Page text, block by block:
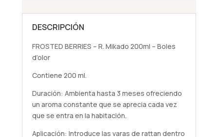
DESCRIPCIÓN
FROSTED BERRIES – R. Mikado 200ml – Boles
d’olor
Contiene 200 ml.
Duración: Ambienta hasta 3 meses ofreciendo
un aroma constante que se aprecia cada vez
que se entra en la habitación.
Aplicación: Introduce las varas de rattan dentro